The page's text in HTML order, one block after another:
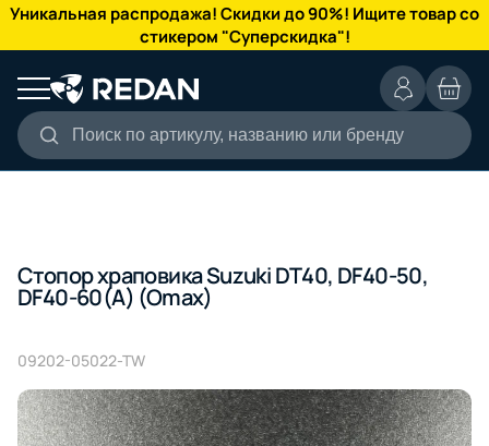
Уникальная распродажа! Скидки до 90%! Ищите товар со
стикером "Суперскидка"!
Поиск по артикулу, названию или бренду
КАТАЛОГ
Стопор храповика Suzuki DT40, DF40-50,
DF40-60(A) (Omax)
09202-05022-TW